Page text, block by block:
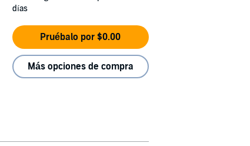
días
Pruébalo por $0.00
Más opciones de compra